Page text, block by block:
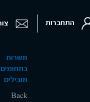
משרות
בתחומים
מובילים
Back